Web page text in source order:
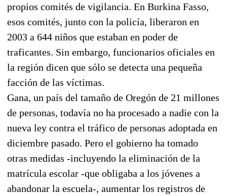
propios comités de vigilancia. En Burkina Fasso,
esos comités, junto con la policía, liberaron en
2003 a 644 niños que estaban en poder de
traficantes. Sin embargo, funcionarios oficiales en
la región dicen que sólo se detecta una pequeña
facción de las víctimas.
Gana, un país del tamaño de Oregón de 21 millones
de personas, todavía no ha procesado a nadie con la
nueva ley contra el tráfico de personas adoptada en
diciembre pasado. Pero el gobierno ha tomado
otras medidas -incluyendo la eliminación de la
matrícula escolar -que obligaba a los jóvenes a
abandonar la escuela-, aumentar los registros de